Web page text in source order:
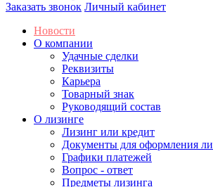
Заказать звонок Личный кабинет
Новости
О компании
Удачные сделки
Реквизиты
Карьера
Товарный знак
Руководящий состав
О лизинге
Лизинг или кредит
Документы для оформления
Графики платежей
Вопрос - ответ
Предметы лизинга